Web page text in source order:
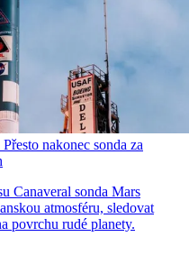
nakonec sonda za
Canaveral sonda Mars
atmosféru, sledovat
povrchu rudé planety.